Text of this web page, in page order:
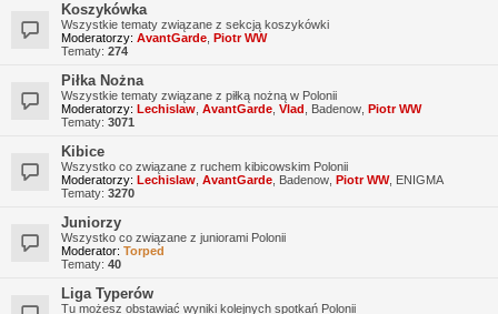
Koszykówka
Wszystkie tematy związane z sekcją koszykówki
Moderatorzy: AvantGarde Piotr WW
Tematy: 274
Piłka Nożna
Wszystkie tematy związane z piłką nożną w Polonii
Moderatorzy: Lechislaw AvantGarde Vlad Badenow Piotr WW
Tematy: 3071
Kibice
Wszystko co związane z ruchem kibicowskim Polonii
Moderatorzy: Lechislaw AvantGarde Badenow Piotr WW, ENIGMA
Tematy: 3270
Juniorzy
Wszystko co związane z juniorami Polonii
Moderator: Torped
Tematy: 40
Liga Typerów
Tu możesz obstawiać wyniki kolejnych spotkań Polonii